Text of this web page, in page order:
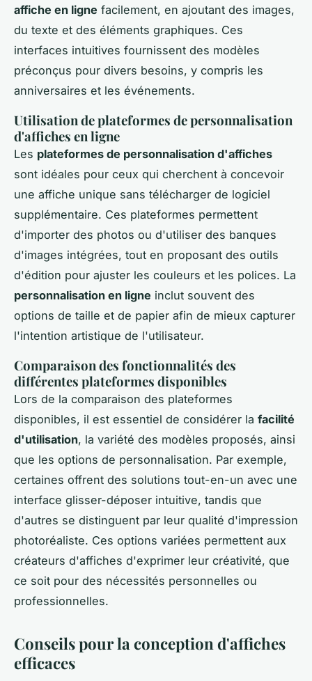
affiche en ligne facilement, en ajoutant des images,
du texte et des éléments graphiques. Ces
interfaces intuitives fournissent des modèles
préconçus pour divers besoins, y compris les
anniversaires et les événements.
Utilisation de plateformes de personnalisation
d'affiches en ligne
Les plateformes de personnalisation d'affiches
sont idéales pour ceux qui cherchent à concevoir
une affiche unique sans télécharger de logiciel
supplémentaire. Ces plateformes permettent
d'importer des photos ou d'utiliser des banques
d'images intégrées, tout en proposant des outils
d'édition pour ajuster les couleurs et les polices. La
personnalisation en ligne inclut souvent des
options de taille et de papier afin de mieux capturer
l'intention artistique de l'utilisateur.
Comparaison des fonctionnalités des
différentes plateformes disponibles
Lors de la comparaison des plateformes
disponibles, il est essentiel de considérer la facilité
d'utilisation, la variété des modèles proposés, ainsi
que les options de personnalisation. Par exemple,
certaines offrent des solutions tout-en-un avec une
interface glisser-déposer intuitive, tandis que
d'autres se distinguent par leur qualité d'impression
photoréaliste. Ces options variées permettent aux
créateurs d'affiches d'exprimer leur créativité, que
ce soit pour des nécessités personnelles ou
professionnelles.
Conseils pour la conception d'affiches
efficaces